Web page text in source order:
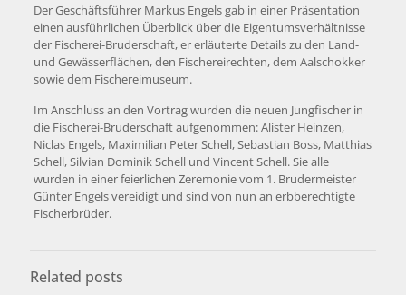
Der Geschäftsführer Markus Engels gab in einer Präsentation
einen ausführlichen Überblick über die Eigentumsverhältnisse
der Fischerei-Bruderschaft, er erläuterte Details zu den Land-
und Gewässerflächen, den Fischereirechten, dem Aalschokker
sowie dem Fischereimuseum.
Im Anschluss an den Vortrag wurden die neuen Jungfischer in
die Fischerei-Bruderschaft aufgenommen: Alister Heinzen,
Niclas Engels, Maximilian Peter Schell, Sebastian Boss, Matthias
Schell, Silvian Dominik Schell und Vincent Schell. Sie alle
wurden in einer feierlichen Zeremonie vom 1. Brudermeister
Günter Engels vereidigt und sind von nun an erbberechtigte
Fischerbrüder.
Related posts